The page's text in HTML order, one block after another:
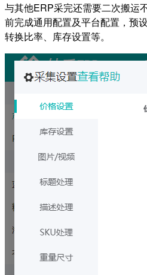
与其他ERP采完还需要二次搬运
前完成通用配置及平台配置，预
转换比率、库存设置等。